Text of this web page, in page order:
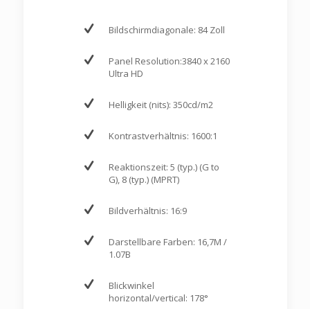
Bildschirmdiagonale: 84 Zoll
Panel Resolution:3840 x 2160
Ultra HD
Helligkeit (nits): 350cd/m2
Kontrastverhältnis: 1600:1
Reaktionszeit: 5 (typ.) (G to
G), 8 (typ.) (MPRT)
Bildverhältnis: 16:9
Darstellbare Farben: 16,7M /
1.07B
Blickwinkel
horizontal/vertical: 178°